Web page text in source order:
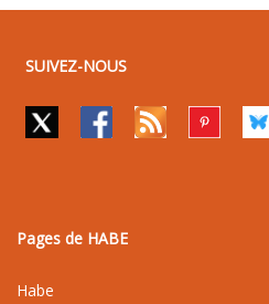
SUIVEZ-NOUS
Pages de HABE
Habe